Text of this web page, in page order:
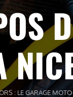
: LE GARAGE MOTO